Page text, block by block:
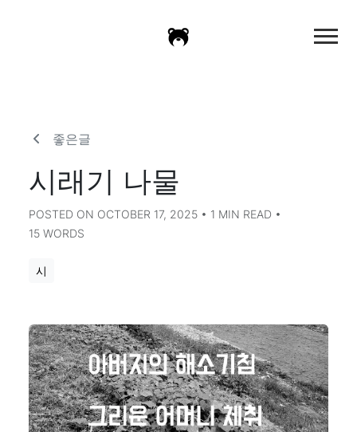
좋은글
시래기 나물
POSTED ON OCTOBER 17, 2025 • 1 MIN READ •
15 WORDS
시